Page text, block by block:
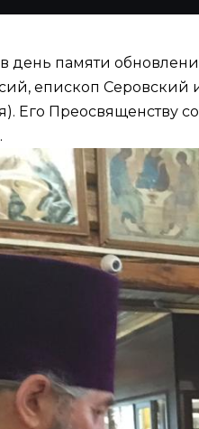
в день памяти
епископ Серовский
Его Преосвященству